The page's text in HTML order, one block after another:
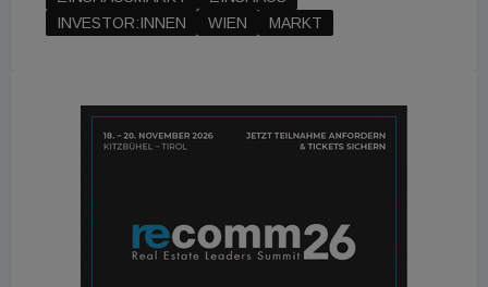
INVESTOR:INNEN
WIEN MARKT